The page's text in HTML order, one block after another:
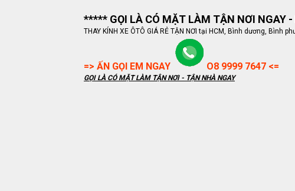
***** GỌI LÀ CÓ MẶT LÀM TẬN NƠI NGAY
THAY KÍNH XE ÔTÔ GIÁ RẺ TẬN NƠI tại HCM, Bình dương,
=> ẤN GỌI EM NGAY O8 9999 7647 <=
GỌI LÀ CÓ MẶT LÀM TẬN NƠI - TẬN NHÀ NGAY